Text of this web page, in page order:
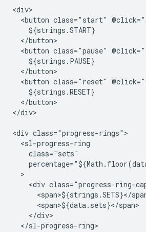
<div>
<button class="start"
    ${strings.START}
  </button>
<button class="pause"
    ${strings.PAUSE}
  </button>
<button class="reset"
    ${strings.RESET}
  </button>
</div>
<div class="progress-rings">
  <sl-progress-ring
    class="sets"
  >
<div class="progress-ring-
<span>${strings.SETS}</
      <span>${data.sets}</span>
    </div>
  </sl-progress-ring>